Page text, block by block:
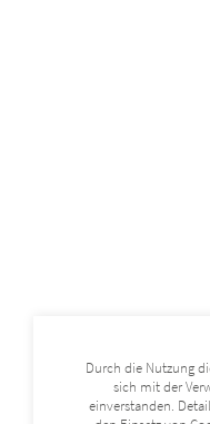
Durch die Nutzung
sich mit der
einverstanden.